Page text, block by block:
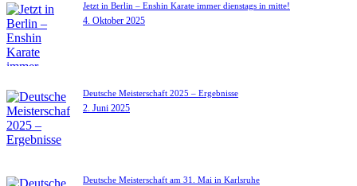
Jetzt in Berlin – Enshin Karate immer dienstags in mitte!
4. Oktober 2025
Deutsche Meisterschaft 2025 – Ergebnisse
2. Juni 2025
Deutsche Meisterschaft am 31. Mai in Karlsruhe